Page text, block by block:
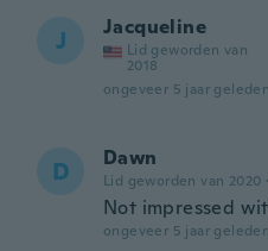
J Jacqueline
Lid geworden van
2018
ongeveer 5 jaar geleden
D Dawn
Lid geworden van 2020 ·
Not impressed
ongeveer 5 jaar geleden